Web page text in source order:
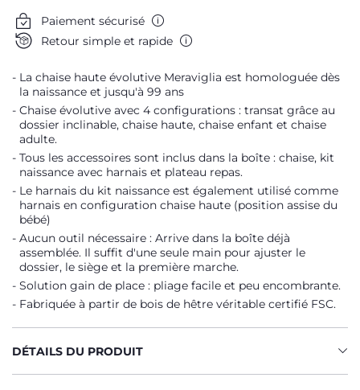
Paiement sécurisé
Retour simple et rapide
La chaise haute évolutive Meraviglia est homologuée dès
la naissance et jusqu'à 99 ans
Chaise évolutive avec 4 configurations : transat grâce au
dossier inclinable, chaise haute, chaise enfant et chaise
adulte.
Tous les accessoires sont inclus dans la boîte : chaise, kit
naissance avec harnais et plateau repas.
Le harnais du kit naissance est également utilisé comme
harnais en configuration chaise haute (position assise du
bébé)
Aucun outil nécessaire : Arrive dans la boîte déjà
assemblée. Il suffit d'une seule main pour ajuster le
dossier, le siège et la première marche.
Solution gain de place : pliage facile et peu encombrante.
Fabriquée à partir de bois de hêtre véritable certifié FSC.
DÉTAILS DU PRODUIT